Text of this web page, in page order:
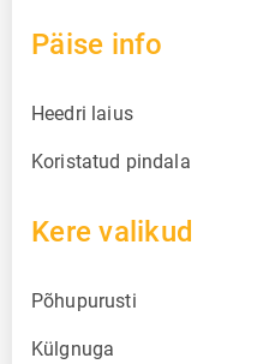
Päise info
Heedri laius
Koristatud pindala
Kere valikud
Põhupurusti
Külgnuga